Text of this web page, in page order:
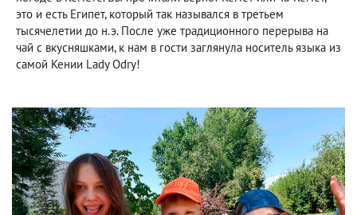
это и есть Египет, который так назывался в третьем
тысячелетии до н.э. После уже традиционного перерыва на
чай с вкусняшками, к нам в гости заглянула носитель языка из
самой Кении Lady Odry!